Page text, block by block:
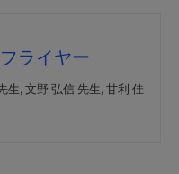
ライヤー
生, 文野 弘信 先生, 甘利 佳